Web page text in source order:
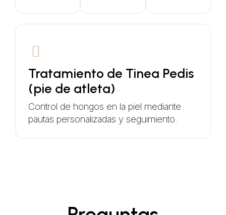
Tratamiento de Tinea Pedis
(pie de atleta)
Control de hongos en la piel mediante
pautas personalizadas y seguimiento.